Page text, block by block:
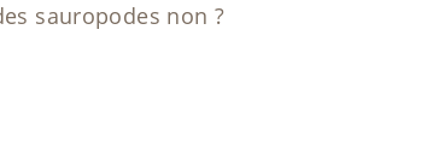
sauropodes non ?